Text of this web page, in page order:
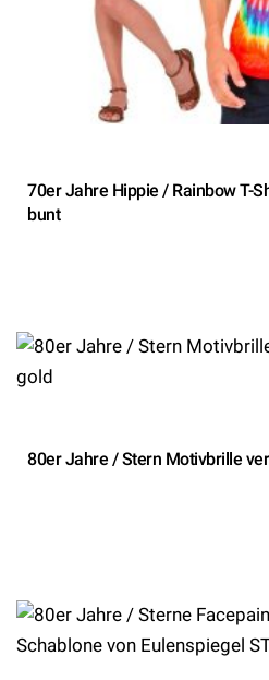
70er Jahre Hippie / Rainbow T-
bunt
80er Jahre / Stern Motivbrille